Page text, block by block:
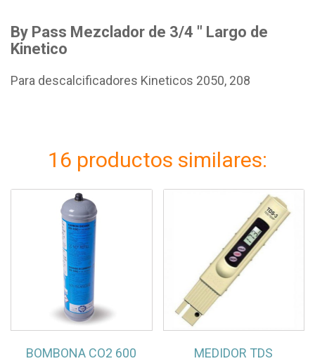
By Pass Mezclador de 3/4 " Largo de
Kinetico
Para descalcificadores Kineticos 2050, 208
16 productos similares:
BOMBONA CO2 600
MEDIDOR TDS